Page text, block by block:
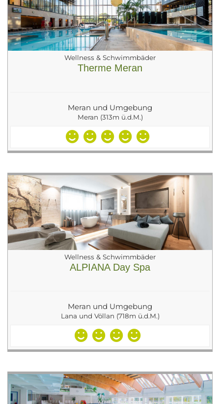
Wellness & Schwimmbäder
Therme Meran
Meran und Umgebung
Meran (313m ü.d.M.)
Wellness & Schwimmbäder
ALPIANA Day Spa
Meran und Umgebung
Lana und Völlan (718m ü.d.M.)